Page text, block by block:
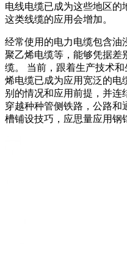
电线电缆已成为这些地区的
这类线缆的应用会增加。
经常使用的电力电缆包含油
聚乙烯电缆等，能够凭据差
缆。 当前，跟着生产技术
烯电缆已成为应用宽泛的电
别的情况和应用前提，并连
穿越种种管侧铁路，公路和
槽铺设技巧，应思量应用钢